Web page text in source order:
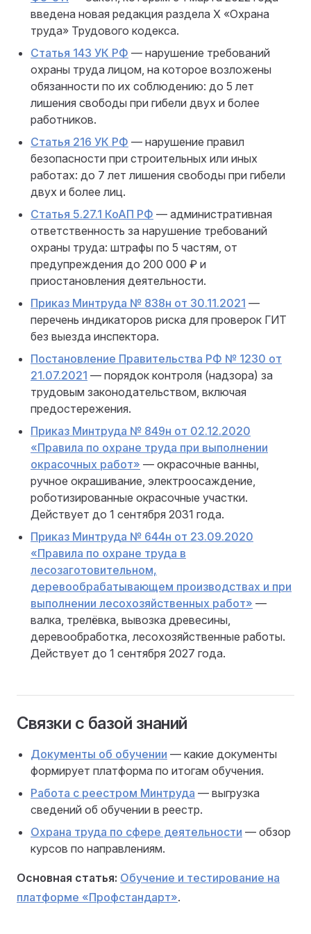
введена новая редакция раздела X «Охрана
труда» Трудового кодекса.
Статья 143 УК РФ — нарушение требований
охраны труда лицом, на которое возложены
обязанности по их соблюдению: до 5 лет
лишения свободы при гибели двух и более
работников.
Статья 216 УК РФ — нарушение правил
безопасности при строительных или иных
работах: до 7 лет лишения свободы при гибели
двух и более лиц.
Статья 5.27.1 КоАП РФ — административная
ответственность за нарушение требований
охраны труда: штрафы по 5 частям, от
предупреждения до 200 000 ₽ и
приостановления деятельности.
Приказ Минтруда № 838н от 30.11.2021 —
перечень индикаторов риска для проверок ГИТ
без выезда инспектора.
Постановление Правительства РФ № 1230 от
21.07.2021 — порядок контроля (надзора) за
трудовым законодательством, включая
предостережения.
Приказ Минтруда № 849н от 02.12.2020
«Правила по охране труда при выполнении
окрасочных работ» — окрасочные ванны,
ручное окрашивание, электроосаждение,
роботизированные окрасочные участки.
Действует до 1 сентября 2031 года.
Приказ Минтруда № 644н от 23.09.2020
«Правила по охране труда в
лесозаготовительном,
деревообрабатывающем производствах и при
выполнении лесохозяйственных работ» —
валка, трелёвка, вывозка древесины,
деревообработка, лесохозяйственные работы.
Действует до 1 сентября 2027 года.
Связки с базой знаний
Документы об обучении — какие документы
формирует платформа по итогам обучения.
Работа с реестром Минтруда — выгрузка
сведений об обучении в реестр.
Охрана труда по сфере деятельности — обзор
курсов по направлениям.
Основная статья: Обучение и тестирование на
платформе «Профстандарт».